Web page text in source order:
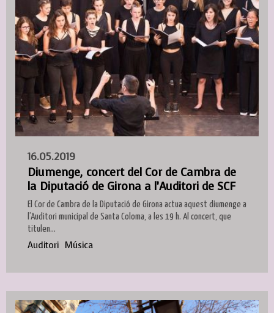
16.05.2019
Diumenge, concert del Cor de Cambra de
la Diputació de Girona a l’Auditori de SCF
El Cor de Cambra de la Diputació de Girona actua aquest diumenge a
l’Auditori municipal de Santa Coloma, a les 19 h. Al concert, que
titulen...
Auditori Música